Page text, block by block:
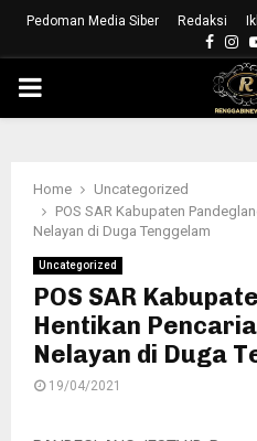
Pedoman Media Siber Redaksi
PRIMARY
Home
Uncategorized
POS SAR Kabupaten
Nelayan di Duga Tenggelam
Uncategorized
POS SAR
Hentikan
Nelayan di Duga
19/04/2021